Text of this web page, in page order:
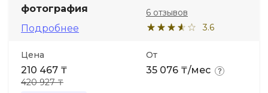
фотография
Подробнее
3.6
6 отзывов
Цена
210 467 ₸
420 927 ₸
От
35 076 ₸/мес